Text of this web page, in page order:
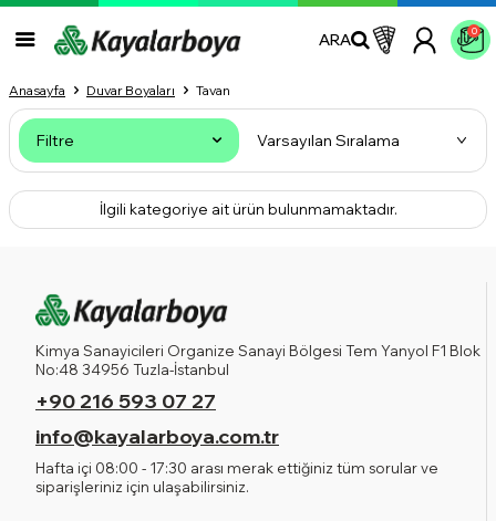
ARA 0
Anasayfa Duvar Boyaları Tavan
Filtre
İlgili kategoriye ait ürün bulunmamaktadır.
Kimya Sanayicileri Organize Sanayi Bölgesi Tem Yanyol F1 Blok
No:48 34956 Tuzla-İstanbul
+90 216 593 07 27
info@kayalarboya.com.tr
Hafta içi 08:00 - 17:30 arası merak ettiğiniz tüm sorular ve
siparişleriniz için ulaşabilirsiniz.